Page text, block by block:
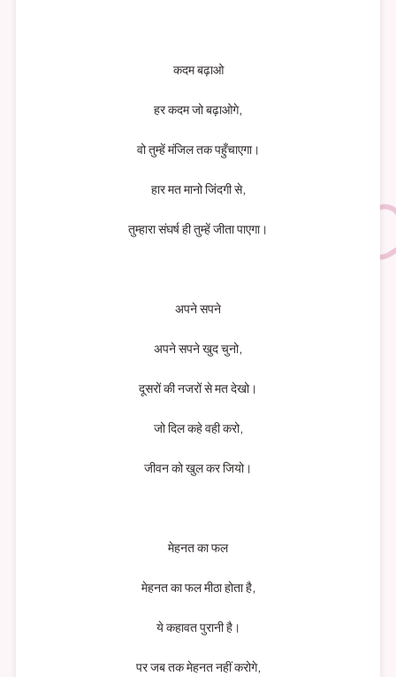
कदम बढ़ाओ
हर कदम जो बढ़ाओगे,
वो तुम्हें मंजिल तक पहुँचाएगा।
हार मत मानो जिंदगी से,
तुम्हारा संघर्ष ही तुम्हें जीता पाएगा।
अपने सपने
अपने सपने खुद चुनो,
दूसरों की नजरों से मत देखो।
जो दिल कहे वही करो,
जीवन को खुल कर जियो।
मेहनत का फल
मेहनत का फल मीठा होता है,
ये कहावत पुरानी है।
पर जब तक मेहनत नहीं करोगे,